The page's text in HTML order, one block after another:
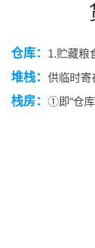
仓库： 1.贮藏粮
堆栈： 供临时寄
栈房： ①即“仓